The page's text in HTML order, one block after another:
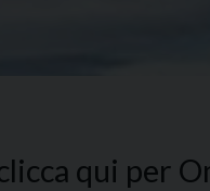
qui per